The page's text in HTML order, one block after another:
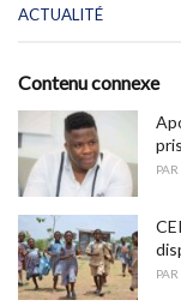
C
e
r
i
e
:
ACTUALITÉ
Contenu connexe
PAR
PAR